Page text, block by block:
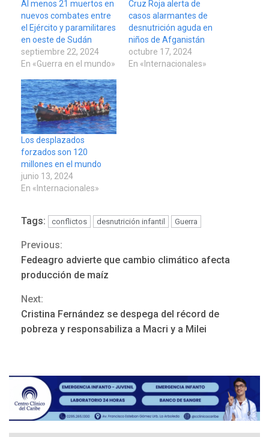
Al menos 21 muertos en
nuevos combates entre
el Ejército y paramilitares
en oeste de Sudán
septiembre 22, 2024
En «Guerra en el mundo»
Cruz Roja alerta de
casos alarmantes de
desnutrición aguda en
niños de Afganistán
octubre 17, 2024
En «Internacionales»
Los desplazados
forzados son 120
millones en el mundo
junio 13, 2024
En «Internacionales»
Tags: conflictos desnutrición infantil Guerra
Continue
Reading
Previous:
Fedeagro advierte que cambio climático afecta
producción de maíz
Next:
Cristina Fernández se despega del récord de
pobreza y responsabiliza a Macri y a Milei
3
Funsone benefició a 46
4
REGIONALES
La falta de agua pueden
problema de orden público
REGIONALES ÚLTIMA HORA
Alcaldía de Mariño climatiza
Núcleo del Sistema de